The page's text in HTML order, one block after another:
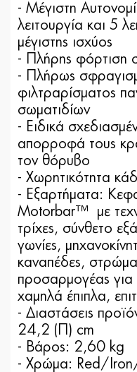
- Μέγιστη
λειτουργία και 5
μέγιστης ισχύος
- Πλήρης φόρτιση
- Πλήρως
φιλτραρίσματος
σωματιδίων
- Ειδικά
απορροφά τους
τον θόρυβο
- Χωρητικότητα
- Εξαρτήματα:
Motorbar™ με
τρίχες, σύνθετο
γωνίες,
καναπέδες,
προσαρμογέας
χαμηλά έπιπλα,
- Διαστάσεις
24,2 (Π) cm
- Βάρος: 2,60 kg
- Χρώμα: Red/